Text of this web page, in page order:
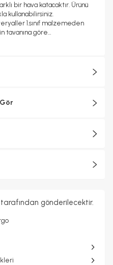
bir hava katacaktır. Ürünü
kullanabilirsiniz.
1.sınıf malzemeden
tavanına göre
tarafından gönderilecektir.